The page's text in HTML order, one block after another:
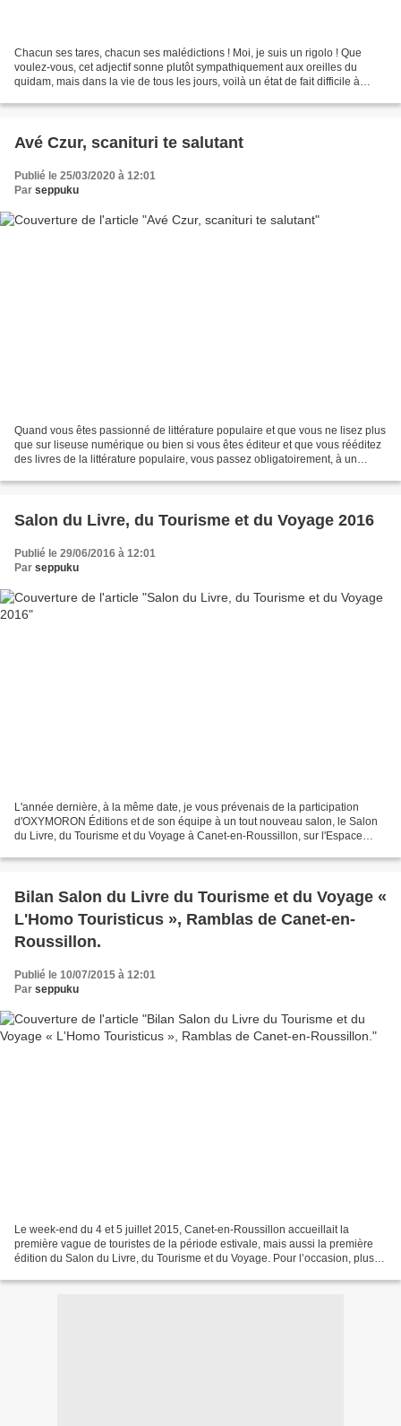
Chacun ses tares, chacun ses malédictions ! Moi, je suis un rigolo ! Que
voulez-vous, cet adjectif sonne plutôt sympathiquement aux oreilles du
quidam, mais dans la vie de tous les jours, voilà un état de fait difficile à
Avé Czur, scanituri te salutant
Publié le 25/03/2020 à 12:01
Par seppuku
Quand vous êtes passionné de littérature populaire et que vous ne lisez plus
que sur liseuse numérique ou bien si vous êtes éditeur et que vous rééditez
des livres de la littérature populaire, vous passez obligatoirement, à un
Salon du Livre, du Tourisme et du Voyage 2016
Publié le 29/06/2016 à 12:01
Par seppuku
L'année dernière, à la même date, je vous prévenais de la participation
d'OXYMORON Éditions et de son équipe à un tout nouveau salon, le Salon
du Livre, du Tourisme et du Voyage à Canet-en-Roussillon, sur l'Espace
Bilan Salon du Livre du Tourisme et du Voyage «
L'Homo Touristicus », Ramblas de Canet-en-
Roussillon.
Publié le 10/07/2015 à 12:01
Par seppuku
Le week-end du 4 et 5 juillet 2015, Canet-en-Roussillon accueillait la
première vague de touristes de la période estivale, mais aussi la première
édition du Salon du Livre, du Tourisme et du Voyage. Pour l’occasion, plus